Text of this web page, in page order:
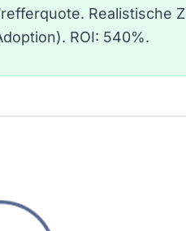
Realistische
ROI: 540%.